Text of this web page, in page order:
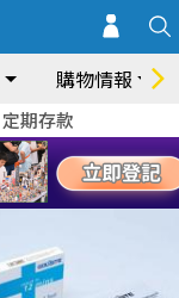
購物情報
定期存款